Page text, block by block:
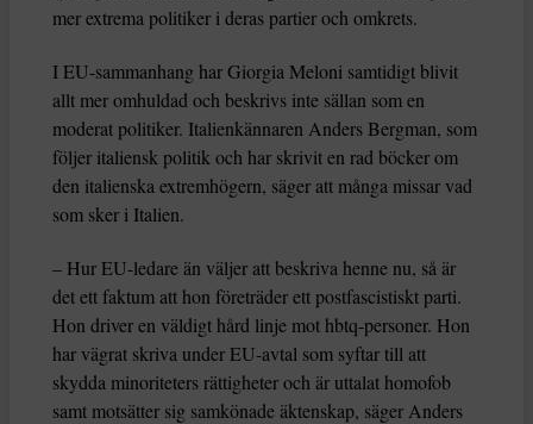
mer extrema politiker i deras partier och omkrets.
I EU-sammanhang har Giorgia Meloni samtidigt blivit
allt mer omhuldad och beskrivs inte sällan som en
moderat politiker. Italienkännaren Anders Bergman, som
följer italiensk politik och har skrivit en rad böcker om
den italienska extremhögern, säger att många missar vad
som sker i Italien.
– Hur EU-ledare än väljer att beskriva henne nu, så är
det ett faktum att hon företräder ett postfascistiskt parti.
Hon driver en väldigt hård linje mot hbtq-personer. Hon
har vägrat skriva under EU-avtal som syftar till att
skydda minoriteters rättigheter och är uttalat homofob
samt motsätter sig samkönade äktenskap, säger Anders